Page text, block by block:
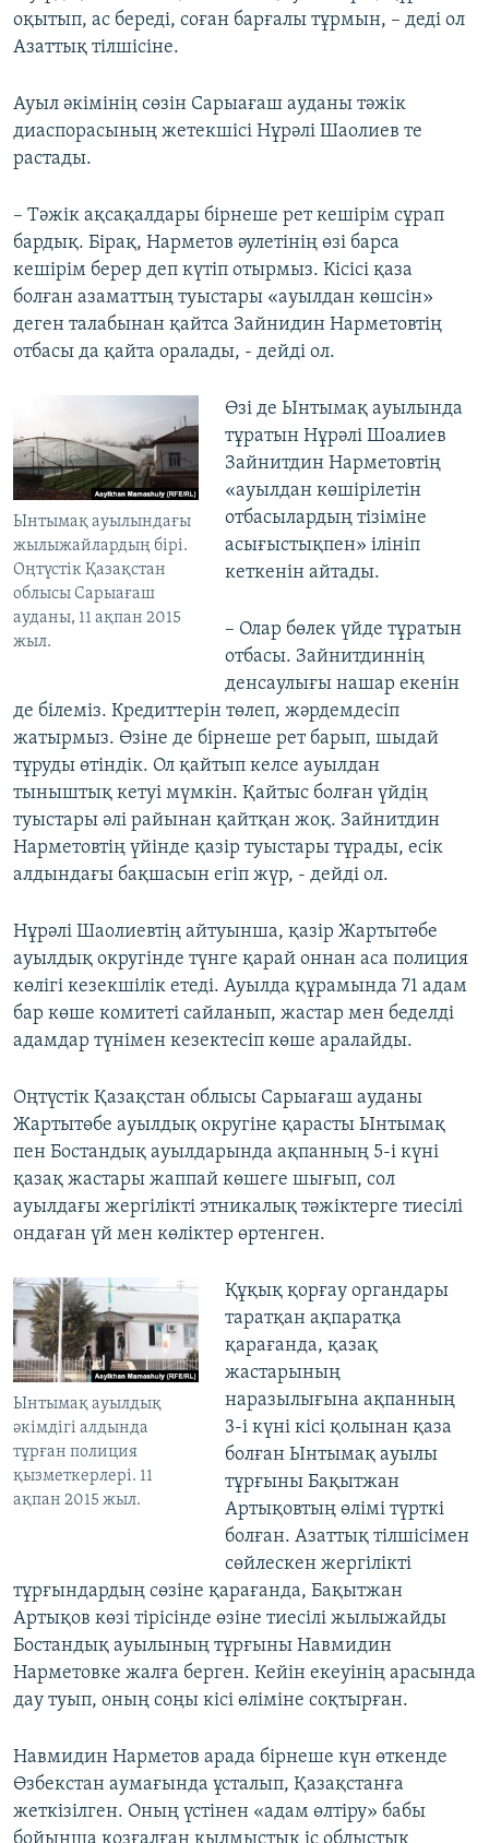
оқытып, ас береді, соған барғалы тұрмын, – деді ол
Азаттық тілшісіне.
Ауыл әкімінің сөзін Сарыағаш ауданы тәжік
диаспорасының жетекшісі Нұрәлі Шаолиев те
растады.
– Тәжік ақсақалдары бірнеше рет кешірім сұрап
бардық. Бірақ, Нарметов әулетінің өзі барса
кешірім берер деп күтіп отырмыз. Кісісі қаза
болған азаматтың туыстары «ауылдан көшсін»
деген талабынан қайтса Зайнидин Нарметовтің
отбасы да қайта оралады, - дейді ол.
Ынтымақ ауылындағы
жылыжайлардың бірі.
Оңтүстік Қазақстан
облысы Сарыағаш
ауданы, 11 ақпан 2015
жыл.
Өзі де Ынтымақ ауылында
тұратын Нұрәлі Шоалиев
Зайнитдин Нарметовтің
«ауылдан көшірілетін
отбасылардың тізіміне
асығыстықпен» ілініп
кеткенін айтады.
– Олар бөлек үйде тұратын
отбасы. Зайнитдиннің
денсаулығы нашар екенін
де білеміз. Кредиттерін төлеп, жәрдемдесіп
жатырмыз. Өзіне де бірнеше рет барып, шыдай
тұруды өтіндік. Ол қайтып келсе ауылдан
тыныштық кетуі мүмкін. Қайтыс болған үйдің
туыстары әлі райынан қайтқан жоқ. Зайнитдин
Нарметовтің үйінде қазір туыстары тұрады, есік
алдындағы бақшасын егіп жүр, - дейді ол.
Нұрәлі Шаолиевтің айтуынша, қазір Жартытөбе
ауылдық округінде түнге қарай оннан аса полиция
көлігі кезекшілік етеді. Ауылда құрамында 71 адам
бар көше комитеті сайланып, жастар мен беделді
адамдар түнімен кезектесіп көше аралайды.
Оңтүстік Қазақстан облысы Сарыағаш ауданы
Жартытөбе ауылдық округіне қарасты Ынтымақ
пен Бостандық ауылдарында ақпанның 5-і күні
қазақ жастары жаппай көшеге шығып, сол
ауылдағы жергілікті этникалық тәжіктерге тиесілі
ондаған үй мен көліктер өртенген.
Ынтымақ ауылдық
әкімдігі алдында
тұрған полиция
қызметкерлері. 11
ақпан 2015 жыл.
Құқық қорғау органдары
таратқан ақпаратқа
қарағанда, қазақ
жастарының
наразылығына ақпанның
3-і күні кісі қолынан қаза
болған Ынтымақ ауылы
тұрғыны Бақытжан
Артықовтың өлімі түрткі
болған. Азаттық тілшісімен
сөйлескен жергілікті
тұрғындардың сөзіне қарағанда, Бақытжан
Артықов көзі тірісінде өзіне тиесілі жылыжайды
Бостандық ауылының тұрғыны Навмидин
Нарметовке жалға берген. Кейін екеуінің арасында
дау туып, оның соңы кісі өліміне соқтырған.
Навмидин Нарметов арада бірнеше күн өткенде
Өзбекстан аумағында ұсталып, Қазақстанға
жеткізілген. Оның үстінен «адам өлтіру» бабы